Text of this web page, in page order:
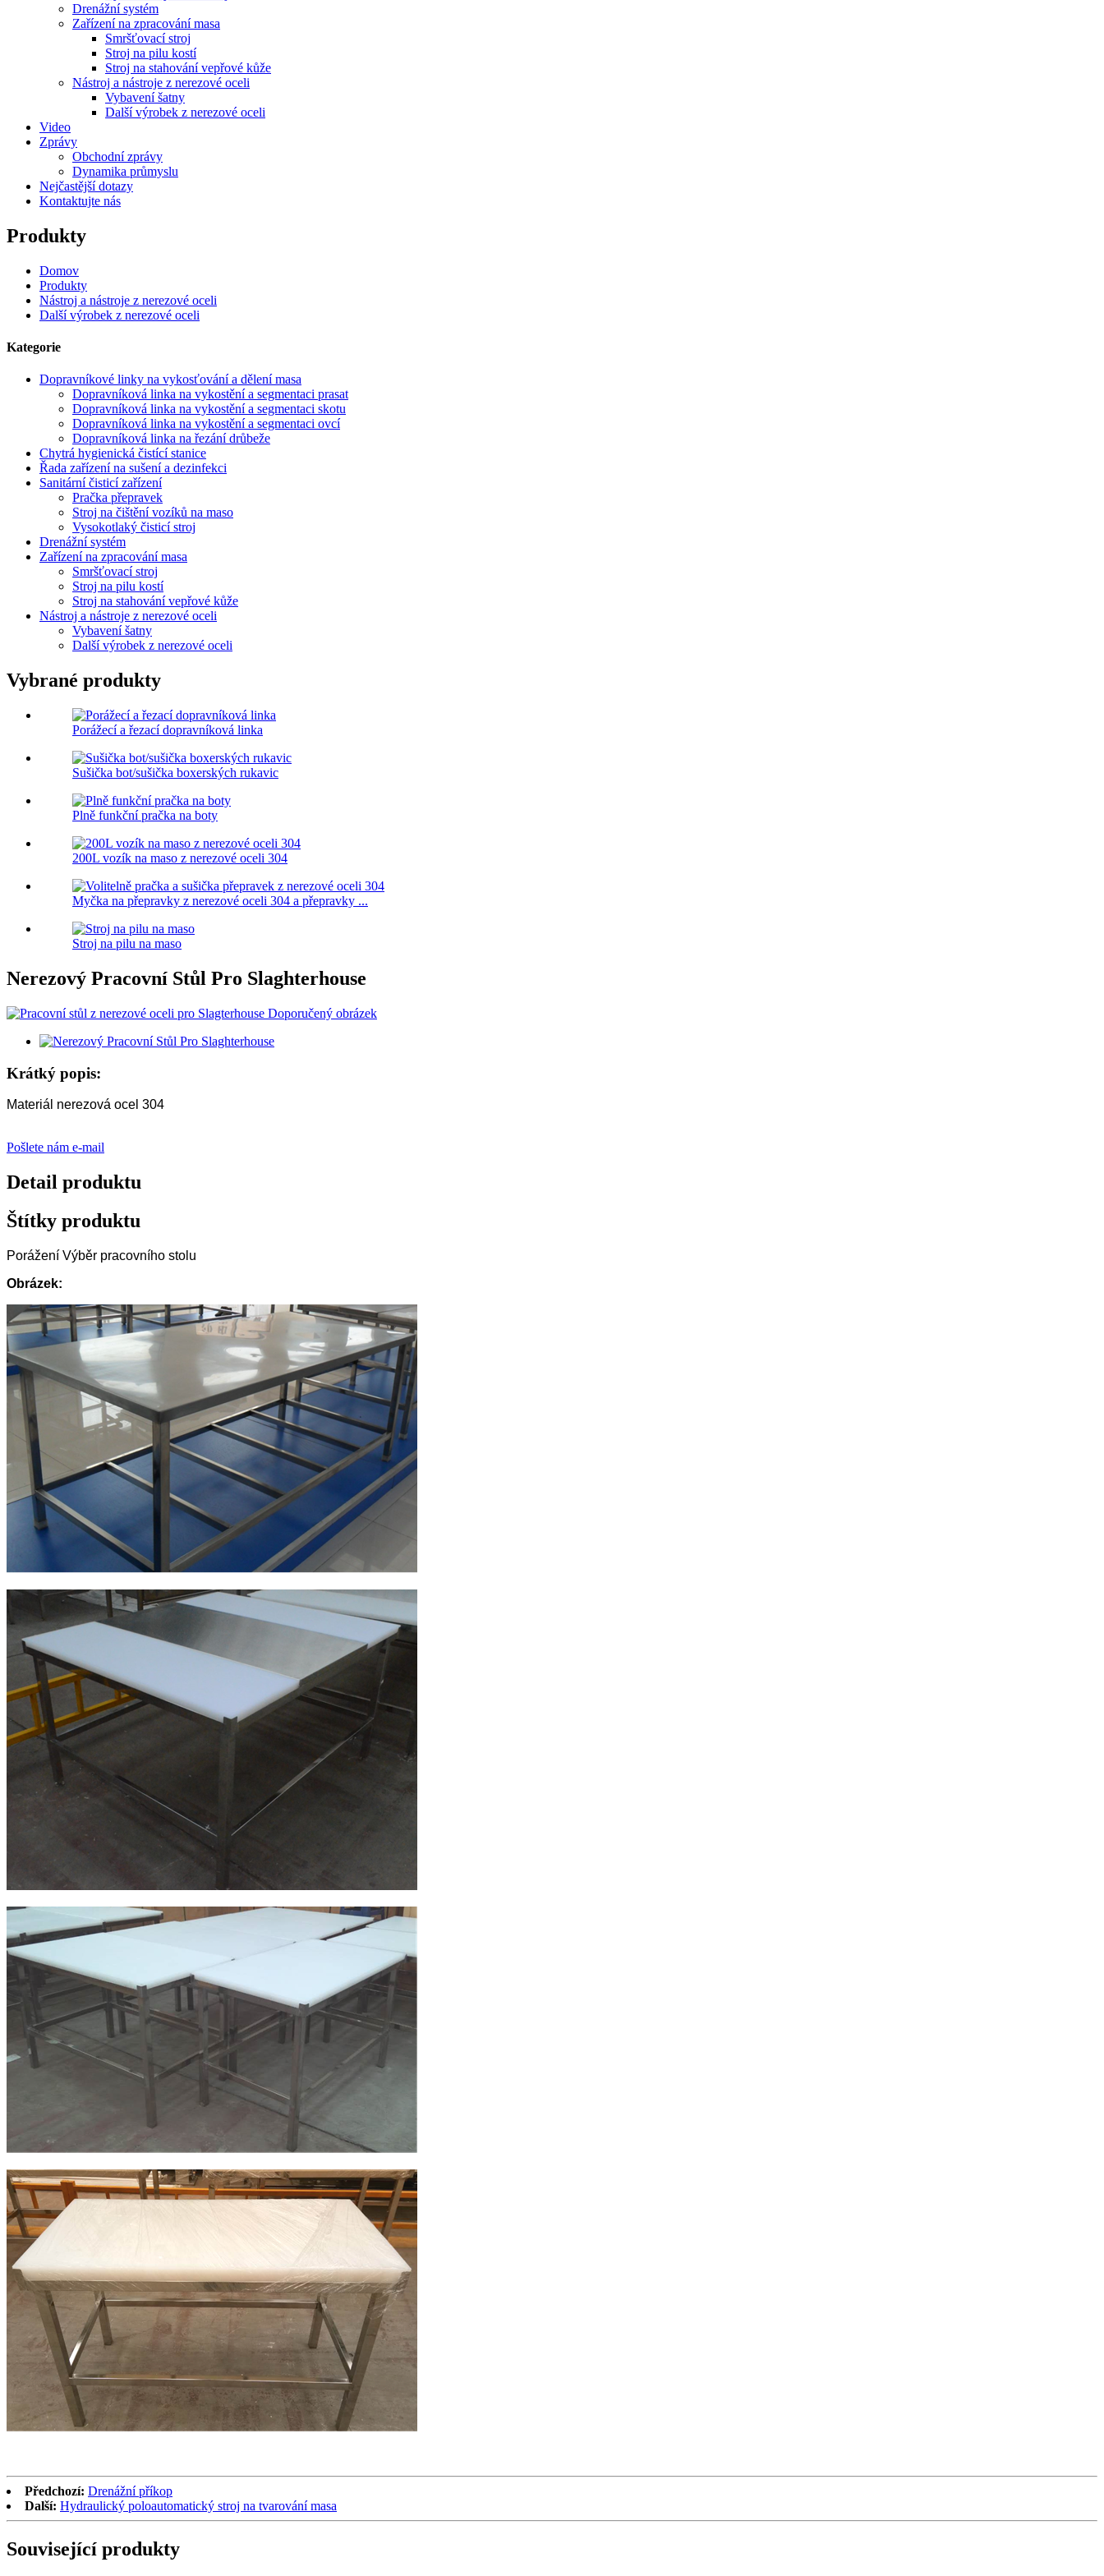
Drenážní systém
Zařízení na zpracování masa
Smršťovací stroj
Stroj na pilu kostí
Stroj na stahování vepřové kůže
Nástroj a nástroje z nerezové oceli
Vybavení šatny
Další výrobek z nerezové oceli
Video
Zprávy
Obchodní zprávy
Dynamika průmyslu
Nejčastější dotazy
Kontaktujte nás
Produkty
Domov
Produkty
Nástroj a nástroje z nerezové oceli
Další výrobek z nerezové oceli
Kategorie
Dopravníkové linky na vykosťování a dělení masa
Dopravníková linka na vykostění a segmentaci prasat
Dopravníková linka na vykostění a segmentaci skotu
Dopravníková linka na vykostění a segmentaci ovcí
Dopravníková linka na řezání drůbeže
Chytrá hygienická čistící stanice
Řada zařízení na sušení a dezinfekci
Sanitární čisticí zařízení
Pračka přepravek
Stroj na čištění vozíků na maso
Vysokotlaký čisticí stroj
Drenážní systém
Zařízení na zpracování masa
Smršťovací stroj
Stroj na pilu kostí
Stroj na stahování vepřové kůže
Nástroj a nástroje z nerezové oceli
Vybavení šatny
Další výrobek z nerezové oceli
Vybrané produkty
Porážecí a řezací dopravníková linka
Sušička bot/sušička boxerských rukavic
Plně funkční pračka na boty
200L vozík na maso z nerezové oceli 304
Myčka na přepravky z nerezové oceli 304 a přepravky ...
Stroj na pilu na maso
Nerezový Pracovní Stůl Pro Slaghterhouse
Krátký popis:
Materiál nerezová ocel 304
Pošlete nám e-mail
Detail produktu
Štítky produktu
Porážení Výběr pracovního stolu
Obrázek:
Předchozí: Drenážní příkop
Další: Hydraulický poloautomatický stroj na tvarování masa
Související produkty